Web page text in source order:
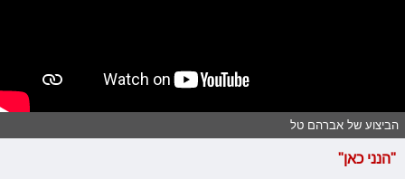
הביצוע של אברהם טל
"הנני כאן"